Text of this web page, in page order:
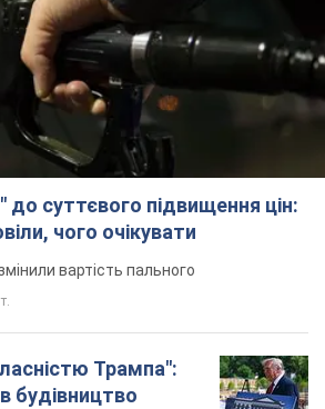
суттєвого підвищення цін:
чого очікувати
вартість пального
Трампа":
будівництво